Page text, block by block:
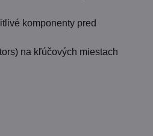
komponenty pred
na kľúčových miestach